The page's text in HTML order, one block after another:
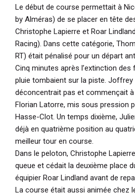
Le début de course permettait à
by Alméras) de se placer en tête
Christophe Lapierre et Roar
Racing). Dans cette catégorie,
RT) était pénalisé pour un départ
Cinq minutes après l’extinction
pluie tombaient sur la piste. Joffrey
déconcentrait pas et commençait à
Florian Latorre, mis sous pression
Hasse-Clot. Un temps dixième,
déjà en quatrième position au
meilleur tour en course.
Dans le peloton, Christophe
queue et cédait la deuxième place
équipier Roar Lindland avant de
La course était aussi animée chez